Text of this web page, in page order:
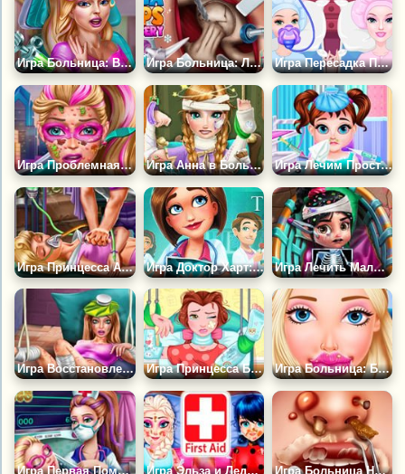
Игра Больница: Вакцина для Элли Игра Больница: Лечить Бедро Эльзы Игра Пересадка Почки Барби
Игра Проблемная Кожа Супер Барби Игра Анна в Больнице Игра Лечим Простуду Малышки Тэйлор
Игра Принцесса Аврора в Реанимации Игра Доктор Харт: Лечебная Практика Игра Лечить Малышку Ванилопу
Игра Восстановление Элли Дома Игра Принцесса Белль в Больнице Игра Больница: Больные Губы
Игра Первая Помощь Супер Барби Игра Эльза и Леди Баг в Больнице Игра Больница Носа